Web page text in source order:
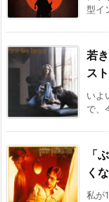
型イ
若
ス
いよ
で、
「
く
私が